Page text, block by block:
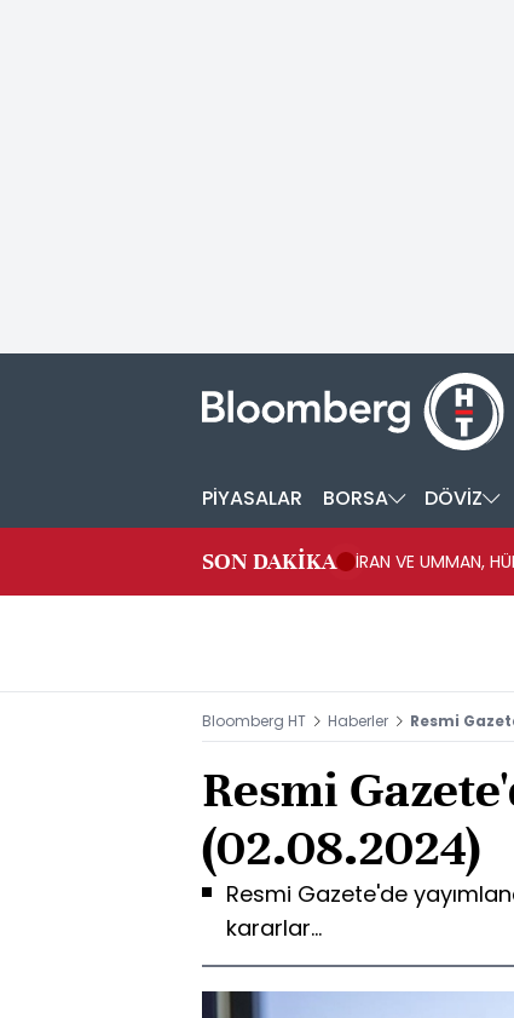
PİYASALAR BORSA DÖVİZ
SON DAKİKA
İRAN VE UMMAN,
Bloomberg HT Haberler Resmi
Resmi
(02.08.2024)
Resmi Gazete'de
kararlar...